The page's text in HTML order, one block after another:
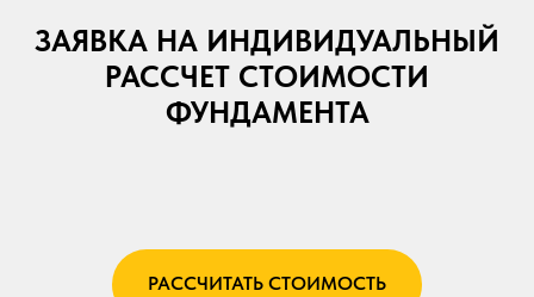
ЗАЯВКА НА ИНДИВИДУАЛЬНЫЙ
РАССЧЕТ СТОИМОСТИ
ФУНДАМЕНТА
РАССЧИТАТЬ СТОИМОСТЬ